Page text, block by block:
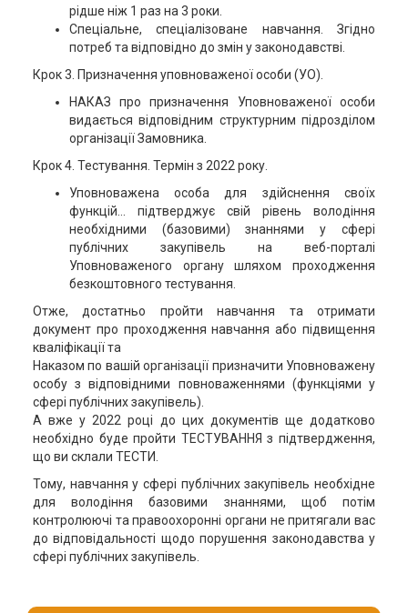
рідше ніж 1 раз на 3 роки.
Спеціальне, спеціалізоване навчання. Згідно
потреб та відповідно до змін у законодавстві.
Крок 3. Призначення уповноваженої особи (УО).
НАКАЗ про призначення Уповноваженої особи
видається відповідним структурним підрозділом
організації Замовника.
Крок 4. Тестування. Термін з 2022 року.
Уповноважена особа для здійснення своїх
функцій… підтверджує свій рівень володіння
необхідними (базовими) знаннями у сфері
публічних закупівель на веб-порталі
Уповноваженого органу шляхом проходження
безкоштовного тестування.
Отже, достатньо пройти навчання та отримати
документ про проходження навчання або підвищення
кваліфікації та
Наказом по вашій організації призначити Уповноважену
особу з відповідними повноваженнями (функціями у
сфері публічних закупівель).
А вже у 2022 році до цих документів ще додатково
необхідно буде пройти ТЕСТУВАННЯ з підтвердження,
що ви склали ТЕСТИ.
Тому, навчання у сфері публічних закупівель необхідне
для володіння базовими знаннями, щоб потім
контролюючі та правоохоронні органи не притягали вас
до відповідальності щодо порушення законодавства у
сфері публічних закупівель.